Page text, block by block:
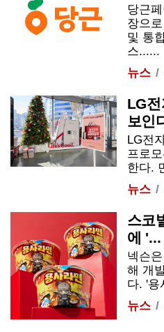
당근
장으
및 통
스......
뉴스
LG
보인
LG전
프로
한다.
뉴스
스코
에 '...
넥슨
해 개
다. '용
뉴스